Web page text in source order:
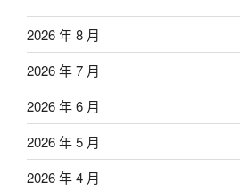
2026 年 8 月
2026 年 7 月
2026 年 6 月
2026 年 5 月
2026 年 4 月